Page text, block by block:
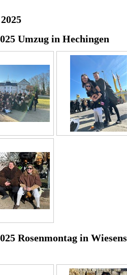
Umzug in Hechingen
Rosenmontag in